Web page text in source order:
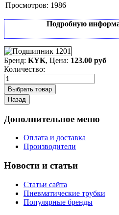
Просмотров: 1986
Подробную
Бренд: KYK, Цена: 123.00 руб
Количество:
Дополнительное меню
Оплата и доставка
Производители
Новости и статьи
Статьи сайта
Пневматические трубки
Популярные бренды